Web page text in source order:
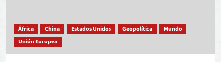
África China Estados Unidos Geopolítica
Mundo
Unión Europea